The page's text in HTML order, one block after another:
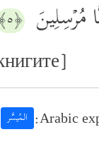
مُرۡسِلِینَ ﴿٥﴾
Arabic المُيسَّر